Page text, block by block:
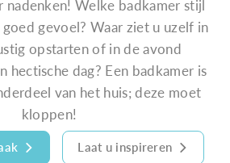
nadenken! Welke badkamer stijl
gevoel? Waar ziet u uzelf in
opstarten of in de avond
hectische dag? Een badkamer is
van het huis; deze moet
kloppen!
Laat u inspireren